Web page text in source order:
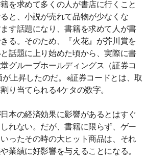
を求めて多くの人が書店に行くこと
と、小説が売れて品物が少なくな
す話題になり、書籍を求めて人が書
る。そのため、『火花』が芥川賞を
話題に上り始めた頃から、実際に書
グループホールディングス（証券コ
上昇したのだ。※証券コードとは、取
り当てられる4ケタの数字。
本の経済効果に影響があるとはすぐ
れない。だが、書籍に限らず、ゲー
ったその時の大ヒット商品は、それ
業績に好影響を与えることになる。